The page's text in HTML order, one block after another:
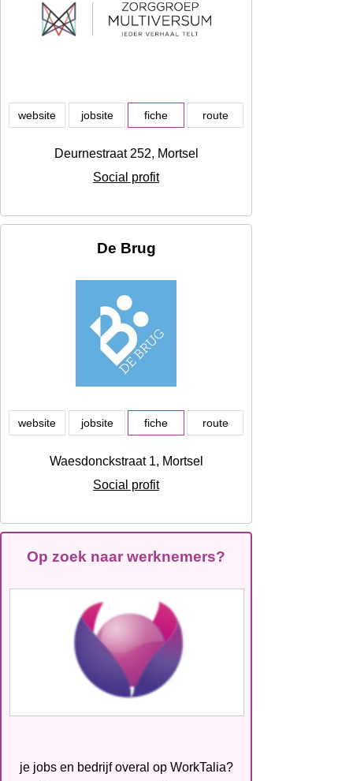
website jobsite fiche route
Deurnestraat 252, Mortsel
Social profit
De Brug
website jobsite fiche route
Waesdonckstraat 1, Mortsel
Social profit
Op zoek naar werknemers?
je jobs en bedrijf overal op WorkTalia?